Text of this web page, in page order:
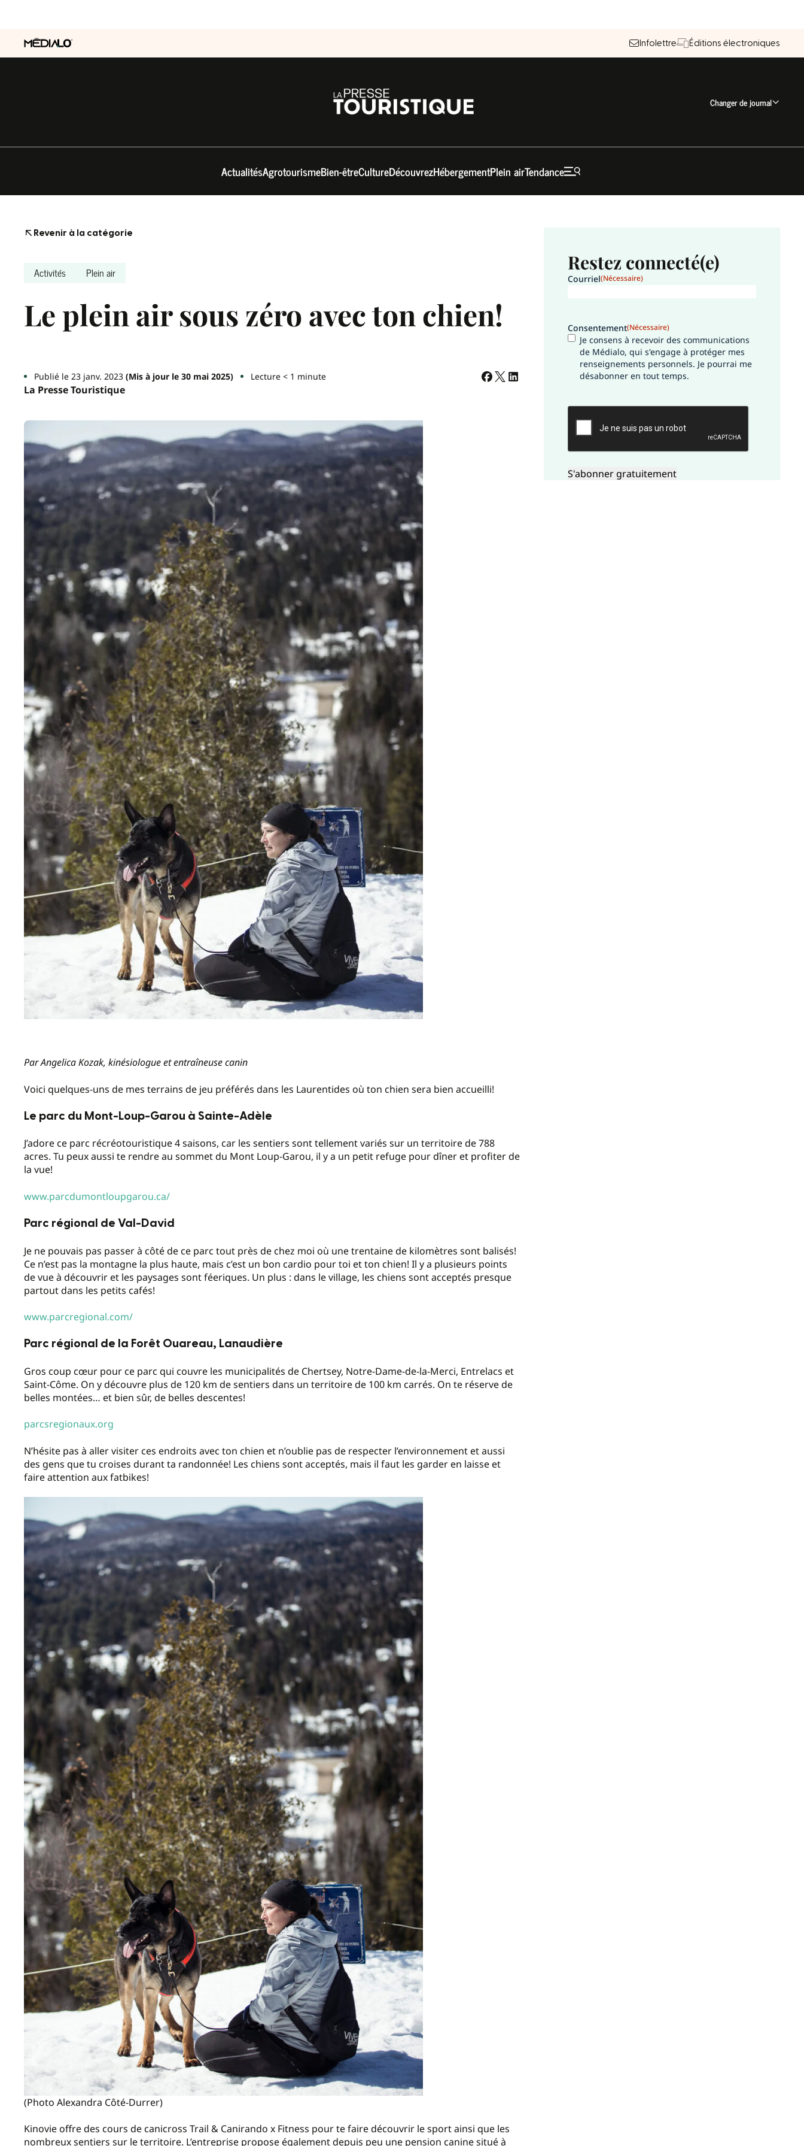
Infolettre Éditions électroniques
Changer de journal
ActualitésAgrotourismeBien-êtreCultureDécouvrezHébergementPlein airTendance
Revenir à la catégorie
Activités Plein air
Le plein air sous zéro avec ton chien!
Publié le 23 janv. 2023(Mis à jour le 30 mai 2025) Lecture < 1 minute
La Presse Touristique
Par Angelica Kozak, kinésiologue et entraîneuse canin
Voici quelques-uns de mes terrains de jeu préférés dans les Laurentides où ton chien sera bien accueilli!
Le parc du Mont-Loup-Garou à Sainte-Adèle
J’adore ce parc récréotouristique 4 saisons, car les sentiers sont tellement variés sur un territoire de 788
acres. Tu peux aussi te rendre au sommet du Mont Loup-Garou, il y a un petit refuge pour dîner et profiter de
la vue!
www.parcdumontloupgarou.ca/
Parc régional de Val-David
Je ne pouvais pas passer à côté de ce parc tout près de chez moi où une trentaine de kilomètres sont balisés!
Ce n’est pas la montagne la plus haute, mais c’est un bon cardio pour toi et ton chien! Il y a plusieurs points
de vue à découvrir et les paysages sont féeriques. Un plus : dans le village, les chiens sont acceptés presque
partout dans les petits cafés!
www.parcregional.com/
Parc régional de la Forêt Ouareau, Lanaudière
Gros coup cœur pour ce parc qui couvre les municipalités de Chertsey, Notre-Dame-de-la-Merci, Entrelacs et
Saint-Côme. On y découvre plus de 120 km de sentiers dans un territoire de 100 km carrés. On te réserve de
belles montées… et bien sûr, de belles descentes!
parcsregionaux.org
N’hésite pas à aller visiter ces endroits avec ton chien et n’oublie pas de respecter l’environnement et aussi
des gens que tu croises durant ta randonnée! Les chiens sont acceptés, mais il faut les garder en laisse et
faire attention aux fatbikes!
(Photo Alexandra Côté-Durrer)
Kinovie offre des cours de canicross Trail & Canirando x Fitness pour te faire découvrir le sport ainsi que les
nombreux sentiers sur le territoire. L’entreprise propose également depuis peu une pension canine situé à
Restez connecté(e)
Courriel(Nécessaire)
Consentement(Nécessaire)
Je consens à recevoir des communications
de Médialo, qui s'engage à protéger mes
renseignements personnels. Je pourrai me
désabonner en tout temps.
CAPTCHA